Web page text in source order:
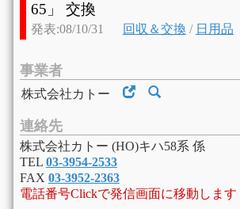
65」 交換
発表:08/10/31 回収＆交換 / 日用品
事業者
株式会社カトー
連絡先
株式会社カトー (HO)キハ58系 係
TEL 03-3954-2533
FAX 03-3952-2363
電話番号Clickで発信画面に移動します